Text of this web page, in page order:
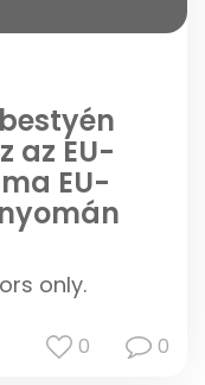
0 0
az EU-
EU-
only.